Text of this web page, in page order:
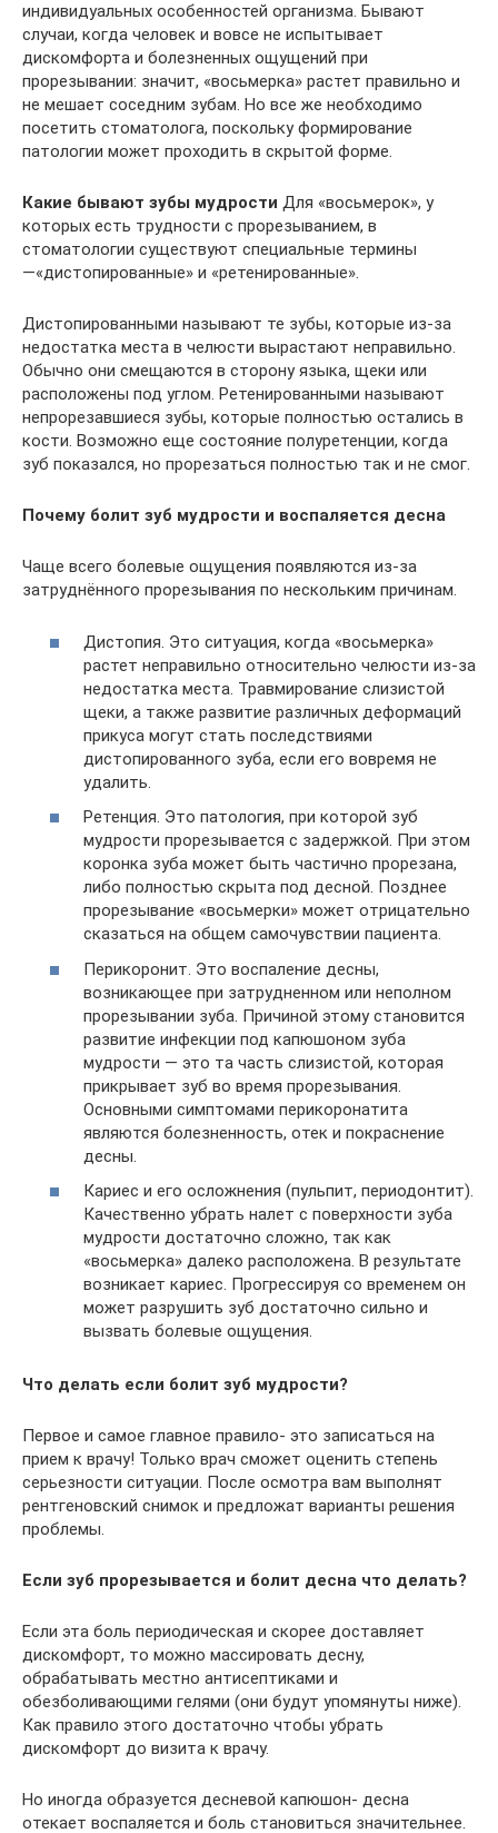
индивидуальных особенностей организма. Бывают
случаи, когда человек и вовсе не испытывает
дискомфорта и болезненных ощущений при
прорезывании: значит, «восьмерка» растет правильно и
не мешает соседним зубам. Но все же необходимо
посетить стоматолога, поскольку формирование
патологии может проходить в скрытой форме.
Какие бывают зубы мудрости Для «восьмерок», у
которых есть трудности с прорезыванием, в
стоматологии существуют специальные термины
—«дистопированные» и «ретенированные».
Дистопированными называют те зубы, которые из-за
недостатка места в челюсти вырастают неправильно.
Обычно они смещаются в сторону языка, щеки или
расположены под углом. Ретенированными называют
непрорезавшиеся зубы, которые полностью остались в
кости. Возможно еще состояние полуретенции, когда
зуб показался, но прорезаться полностью так и не смог.
Почему болит зуб мудрости и воспаляется десна
Чаще всего болевые ощущения появляются из-за
затруднённого прорезывания по нескольким причинам.
Дистопия. Это ситуация, когда «восьмерка»
растет неправильно относительно челюсти из-за
недостатка места. Травмирование слизистой
щеки, а также развитие различных деформаций
прикуса могут стать последствиями
дистопированного зуба, если его вовремя не
удалить.
Ретенция. Это патология, при которой зуб
мудрости прорезывается с задержкой. При этом
коронка зуба может быть частично прорезана,
либо полностью скрыта под десной. Позднее
прорезывание «восьмерки» может отрицательно
сказаться на общем самочувствии пациента.
Перикоронит. Это воспаление десны,
возникающее при затрудненном или неполном
прорезывании зуба. Причиной этому становится
развитие инфекции под капюшоном зуба
мудрости — это та часть слизистой, которая
прикрывает зуб во время прорезывания.
Основными симптомами перикоронатита
являются болезненность, отек и покраснение
десны.
Кариес и его осложнения (пульпит, периодонтит).
Качественно убрать налет с поверхности зуба
мудрости достаточно сложно, так как
«восьмерка» далеко расположена. В результате
возникает кариес. Прогрессируя со временем он
может разрушить зуб достаточно сильно и
вызвать болевые ощущения.
Что делать если болит зуб мудрости?
Первое и самое главное правило- это записаться на
прием к врачу! Только врач сможет оценить степень
серьезности ситуации. После осмотра вам выполнят
рентгеновский снимок и предложат варианты решения
проблемы.
Если зуб прорезывается и болит десна что делать?
Если эта боль периодическая и скорее доставляет
дискомфорт, то можно массировать десну,
обрабатывать местно антисептиками и
обезболивающими гелями (они будут упомянуты ниже).
Как правило этого достаточно чтобы убрать
дискомфорт до визита к врачу.
Но иногда образуется десневой капюшон- десна
отекает воспаляется и боль становиться значительнее.